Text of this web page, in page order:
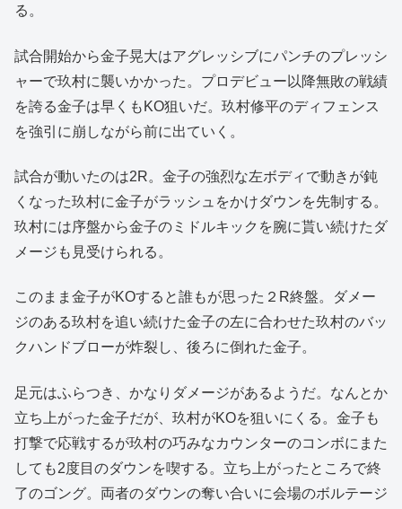
る。
試合開始から金子晃大はアグレッシブにパンチのプレッシ
ャーで玖村に襲いかかった。プロデビュー以降無敗の戦績
を誇る金子は早くもKO狙いだ。玖村修平のディフェンス
を強引に崩しながら前に出ていく。
試合が動いたのは2R。金子の強烈な左ボディで動きが鈍
くなった玖村に金子がラッシュをかけダウンを先制する。
玖村には序盤から金子のミドルキックを腕に貰い続けたダ
メージも見受けられる。
このまま金子がKOすると誰もが思った２R終盤。ダメー
ジのある玖村を追い続けた金子の左に合わせた玖村のバッ
クハンドブローが炸裂し、後ろに倒れた金子。
足元はふらつき、かなりダメージがあるようだ。なんとか
立ち上がった金子だが、玖村がKOを狙いにくる。金子も
打撃で応戦するが玖村の巧みなカウンターのコンボにまた
しても2度目のダウンを喫する。立ち上がったところで終
了のゴング。両者のダウンの奪い合いに会場のボルテージ